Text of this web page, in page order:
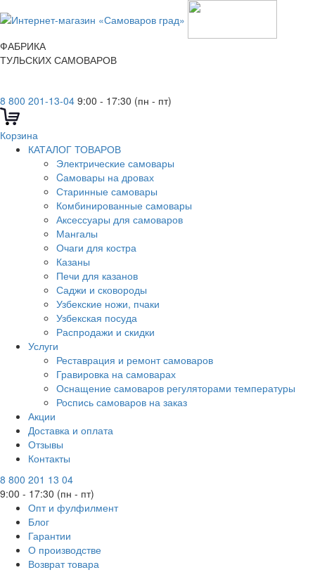
ФАБРИКА
ТУЛЬСКИХ САМОВАРОВ
8 800 201-13-04 9:00 - 17:30 (пн - пт)
Корзина
КАТАЛОГ ТОВАРОВ
Электрические самовары
Cамовары на дровах
Старинные самовары
Комбинированные самовары
Аксессуары для самоваров
Мангалы
Очаги для костра
Казаны
Печи для казанов
Саджи и сковороды
Узбекские ножи, пчаки
Узбекская посуда
Распродажи и скидки
Услуги
Реставрация и ремонт самоваров
Гравировка на самоварах
Оснащение самоваров регуляторами температуры
Роспись самоваров на заказ
Акции
Доставка и оплата
Отзывы
Контакты
8 800 201 13 04
9:00 - 17:30 (пн - пт)
Опт и фулфилмент
Блог
Гарантии
О производстве
Возврат товара